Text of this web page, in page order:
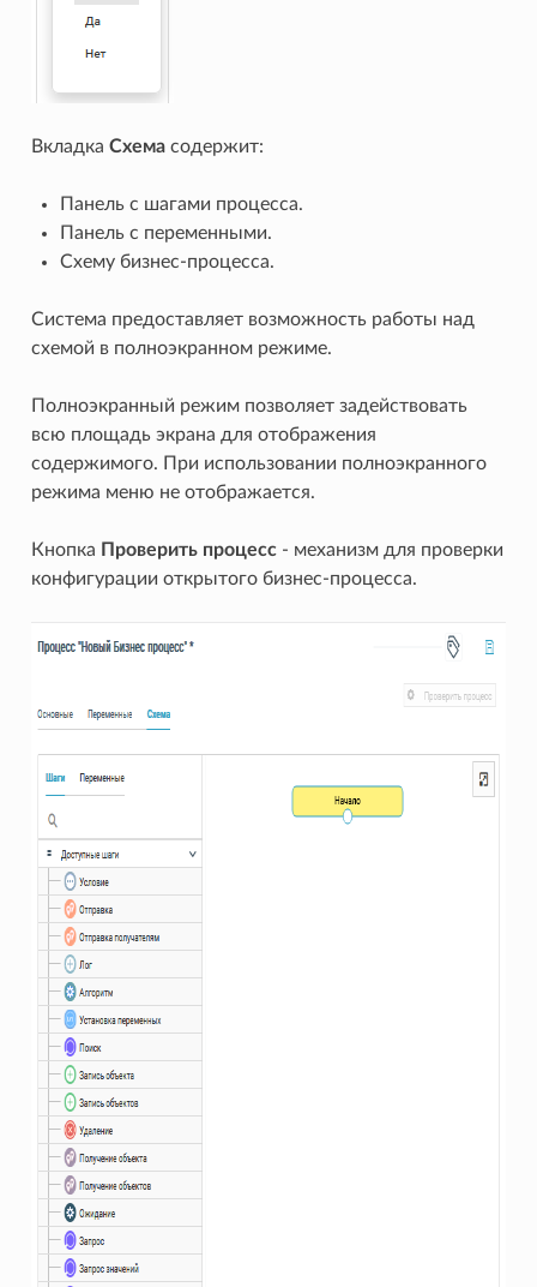
Вкладка Схемасодержит:
Панель с шагами процесса.
Панель с переменными.
Схему бизнес-процесса.
Система предоставляет возможность работы над
схемой в полноэкранном режиме.
Полноэкранный режим позволяет задействовать
всю площадь экрана для отображения
содержимого. При использовании полноэкранного
режима меню не отображается.
Кнопка Проверить процесс- механизм для проверки
конфигурации открытого бизнес-процесса.